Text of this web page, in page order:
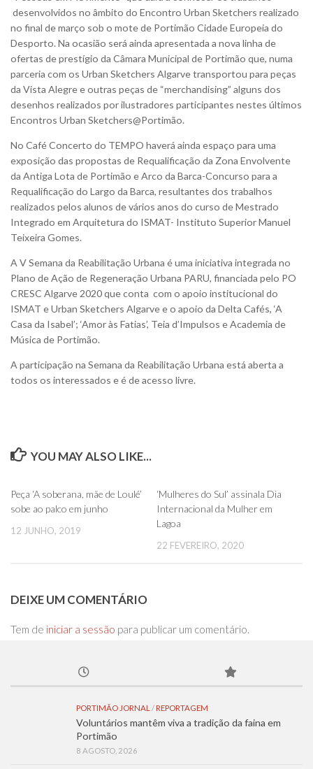
desenvolvidos no âmbito do Encontro Urban Sketchers realizado
no final de março sob o mote de Portimão Cidade Europeia do
Desporto. Na ocasião será ainda apresentada a nova linha de
ofertas de prestígio da Câmara Municipal de Portimão que, numa
parceria com os Urban Sketchers Algarve transportou para peças
da Vista Alegre e outras peças de “merchandising” alguns dos
desenhos realizados por ilustradores participantes nestes últimos
Encontros Urban Sketchers@Portimão.
No Café Concerto do TEMPO haverá ainda espaço para uma
exposição das propostas de Requalificação da Zona Envolvente
da Antiga Lota de Portimão e Arco da Barca-Concurso para a
Requalificação do Largo da Barca, resultantes dos trabalhos
realizados pelos alunos de vários anos do curso de Mestrado
Integrado em Arquitetura do ISMAT- Instituto Superior Manuel
Teixeira Gomes.
A V Semana da Reabilitação Urbana é uma iniciativa integrada no
Plano de Ação de Regeneração Urbana PARU, financiada pelo PO
CRESC Algarve 2020 que conta com o apoio institucional do
ISMAT e Urban Sketchers Algarve e o apoio da Delta Cafés, ‘A
Casa da Isabel’; ‘Amor às Fatias’, Teia d’Impulsos e Academia de
Música de Portimão.
A participação na Semana da Reabilitação Urbana está aberta a
todos os interessados e é de acesso livre.
YOU MAY ALSO LIKE...
Peça ‘A soberana, mãe de Loulé’
sobe ao palco em junho
12 JUNHO, 2019
‘Mulheres do Sul’ assinala Dia
Internacional da Mulher em
Lagoa
22 FEVEREIRO, 2020
DEIXE UM COMENTÁRIO
Tem de iniciar a sessão para publicar um comentário.
PORTIMÃO JORNAL / REPORTAGEM
Voluntários mantêm viva a tradição da faina em
Portimão
8 AGOSTO, 2026